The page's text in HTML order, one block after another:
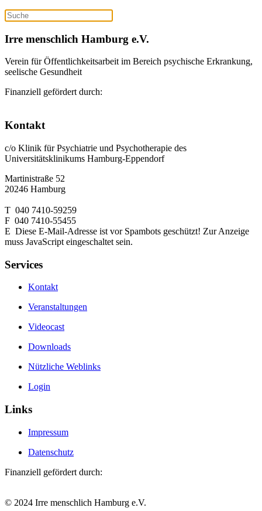
Irre menschlich Hamburg e.V.
Verein für Öffentlichkeitsarbeit im Bereich psychische Erkrankung,
seelische Gesundheit
Finanziell gefördert durch:
Kontakt
c/o Klinik für Psychiatrie und Psychotherapie des
Universitätsklinikums Hamburg-Eppendorf
Martinistraße 52
20246 Hamburg
T 040 7410-59259
F 040 7410-55455
E Diese E-Mail-Adresse ist vor Spambots geschützt! Zur Anzeige
muss JavaScript eingeschaltet sein.
Services
Kontakt
Veranstaltungen
Videocast
Downloads
Nützliche Weblinks
Login
Links
Impressum
Datenschutz
Finanziell gefördert durch:
© 2024 Irre menschlich Hamburg e.V.